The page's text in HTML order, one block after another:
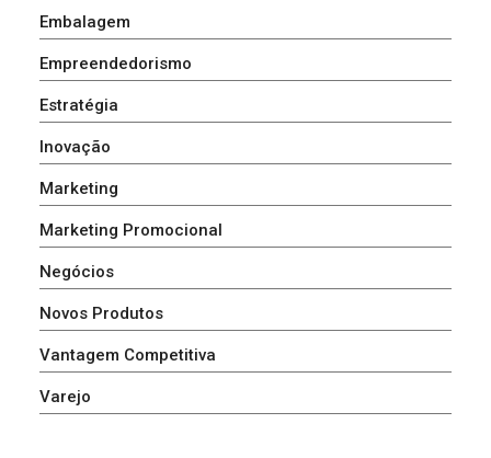
Embalagem
Empreendedorismo
Estratégia
Inovação
Marketing
Marketing Promocional
Negócios
Novos Produtos
Vantagem Competitiva
Varejo